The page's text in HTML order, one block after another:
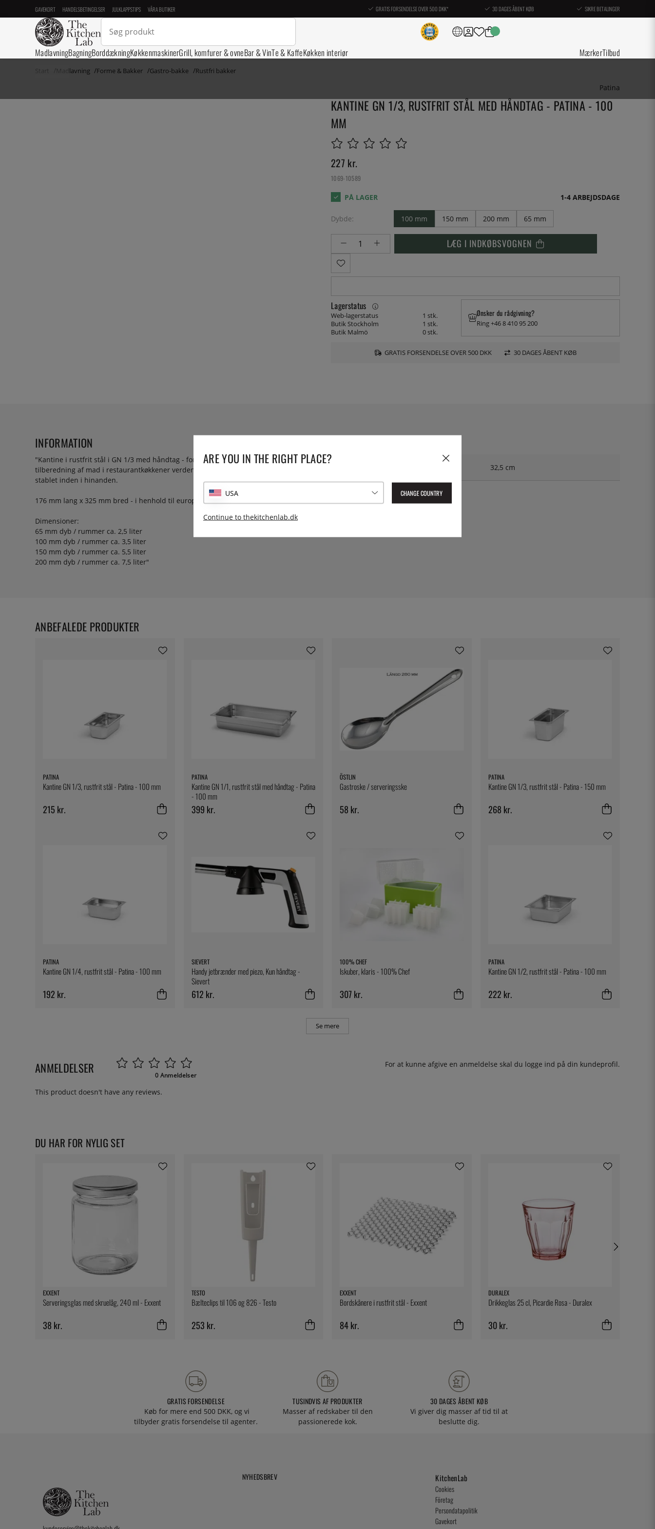
GAVEKORT HANDELSBETINGELSER JULKLAPPSTIPS VÅRA BUTIKER GRATIS FORSENDELSE OVER 500 DKK* 30 DAGES ÅBENT KØB SIKRE BETALINGER
MadlavningBagningBorddækningKøkkenmaskinerGrill, komfurer & ovneBar & VinTe & KaffeKøkken interiør MærkerTilbud
Start Madlavning Forme & Bakker Gastro-bakke Rustfri bakker
Patina
KANTINE GN 1/3, RUSTFRIT STÅL MED HÅNDTAG - PATINA - 100
MM
227 kr.
1069-10589
1-4 ARBEJDSDAGE
Dybde: 100 mm 150 mm 200 mm 65 mm
LÆG I INDKØBSVOGNEN
Lagerstatus
Web-lagerstatus
1 stk.
Butik Stockholm
1 stk.
Butik Malmö
0 stk.
Ønsker du rådgivning?
Ring +46 8 410 95 200
GRATIS FORSENDELSE OVER 500 DKK 30 DAGES ÅBENT KØB
INFORMATION
"Kantine i rustfrit stål i GN 1/3 med håndtag - forskellige dybder. Anvendes til
tilberedning af mad i restaurantkøkkener verden over. Kantinerne er lavet til at blive
stablet inden i hinanden.
176 mm lang x 325 mm bred - i henhold til europæisk standard E631-1
Dimensioner:
65 mm dyb / rummer ca. 2,5 liter
100 mm dyb / rummer ca. 3,5 liter
150 mm dyb / rummer ca. 5,5 liter
200 mm dyb / rummer ca. 7,5 liter"
32,5 cm
PATINA
Kantine GN 1/3, rustfrit stål - Patina - 100 mm
215 kr.
PATINA
Kantine GN 1/1, rustfrit stål med håndtag - Patina
- 100 mm
399 kr.
ÖSTLIN
Gastroske / serveringsske
58 kr.
PATINA
Kantine GN 1/3, rustfrit stål - Patina - 150 mm
268 kr.
PATINA
Kantine GN 1/4, rustfrit stål - Patina - 100 mm
192 kr.
SIEVERT
Handy jetbrænder med piezo, Kun håndtag -
Sievert
612 kr.
100% CHEF
Iskuber, klaris - 100% Chef
307 kr.
PATINA
Kantine GN 1/2, rustfrit stål - Patina - 100 mm
222 kr.
Se mere
ANBEFALEDE PRODUKTER
ANMELDELSER 0 Anmeldelser
For at kunne afgive en anmeldelse skal du logge ind på din kundeprofil.
This product doesn't have any reviews.
DU HAR FOR NYLIG SET
EXXENT
Serveringsglas med skruelåg, 240 ml - Exxent
38 kr.
TESTO
Bælteclips til 106 og 826 - Testo
253 kr.
EXXENT
Bordskånere i rustfrit stål - Exxent
84 kr.
DURALEX
Drikkeglas 25 cl, Picardie Rosa - Duralex
30 kr.
GRATIS FORSENDELSE
Køb for mere end 500 DKK, og vi
tilbyder gratis forsendelse til agenter.
TUSINDVIS AF PRODUKTER
Masser af redskaber til den
passionerede kok.
30 DAGES ÅBENT KØB
Vi giver dig masser af tid til at
beslutte dig.
NYHEDSBREV KitchenLab
Cookies
Företag
Persondatapolitik
Gavekort
ARE YOU IN THE RIGHT PLACE?
USA CHANGE COUNTRY
Continue to thekitchenlab.dk